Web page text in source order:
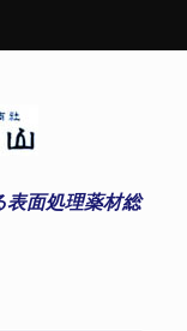
表面処理薬材総